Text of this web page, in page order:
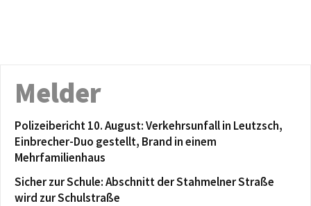
Melder
Polizeibericht 10. August: Verkehrsunfall in Leutzsch,
Einbrecher-Duo gestellt, Brand in einem
Mehrfamilienhaus
Sicher zur Schule: Abschnitt der Stahmelner Straße
wird zur Schulstraße